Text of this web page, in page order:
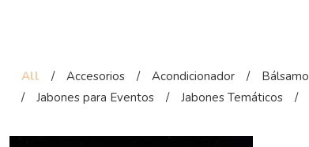
All / Accesorios / Acondicionador / Bálsamo
/
Jabones para Eventos / Jabones Temáticos /